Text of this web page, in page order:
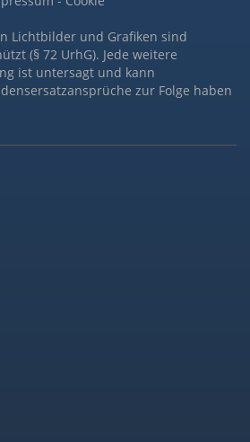
Lichtbilder und Grafiken sind
(§ 72 UrhG). Jede weitere
ist untersagt und kann
zur Folge haben